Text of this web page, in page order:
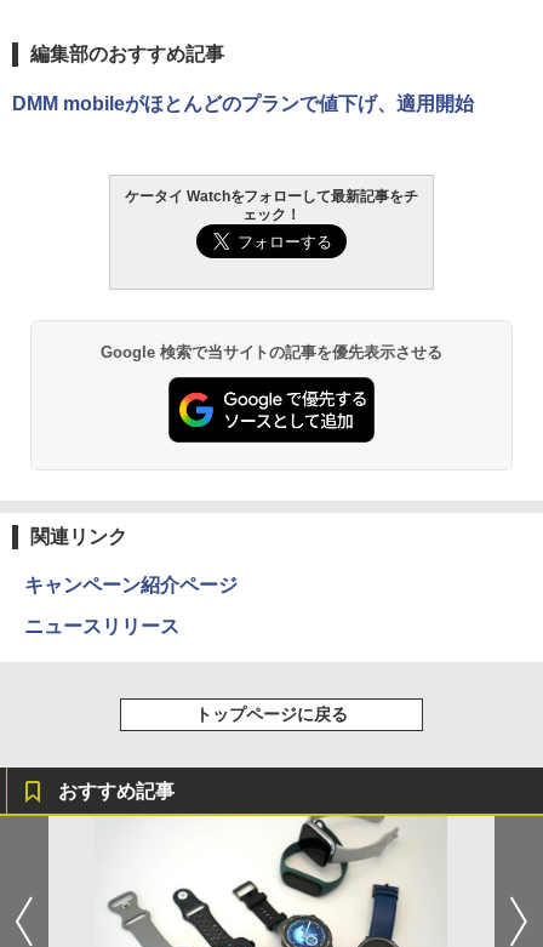
編集部のおすすめ記事
DMM mobileがほとんどのプランで値下げ、適用開始
ケータイ Watchをフォローして最新記事をチ
ェック！
Google 検索で当サイトの記事を優先表示させる
関連リンク
キャンペーン紹介ページ
ニュースリリース
トップページに戻る
おすすめ記事